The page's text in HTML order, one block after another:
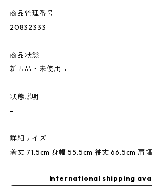
商品管理番号
20832333
商品状態
新古品・未使用品
状態説明
-
詳細サイズ
着丈 71.5cm 身幅 55.5cm 袖丈 66.5cm 肩
International shipping